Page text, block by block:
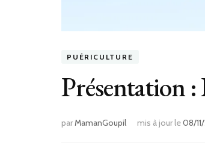
PUÉRICULTURE
Présentation :
parMamanGoupil mis à jour le08/